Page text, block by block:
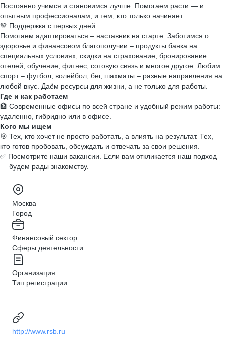
Постоянно учимся и становимся лучше. Помогаем расти — и
опытным профессионалам, и тем, кто только начинает.
💚 Поддержка с первых дней
Помогаем адаптироваться – наставник на старте. Заботимся о
здоровье и финансовом благополучии – продукты банка на
специальных условиях, скидки на страхование, бронирование
отелей, обучение, фитнес, сотовую связь и многое другое. Любим
спорт – футбол, волейбол, бег, шахматы – разные направления на
любой вкус. Даём ресурсы для жизни, а не только для работы.
Где и как работаем
🏦 Современные офисы по всей стране и удобный режим работы:
удаленно, гибридно или в офисе.
Кого мы ищем
🎯 Тех, кто хочет не просто работать, а влиять на результат. Тех,
кто готов пробовать, обсуждать и отвечать за свои решения.
✅ Посмотрите наши вакансии. Если вам откликается наш подход
— будем рады знакомству.
Москва
Город
Финансовый сектор
Сферы деятельности
Организация
Тип регистрации
http://www.rsb.ru